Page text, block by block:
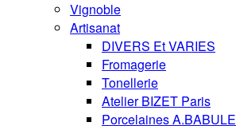
Vignoble
Artisanat
DIVERS Et VARIES
Fromagerie
Tonellerie
Atelier BIZET Paris
Porcelaines A.BABULE